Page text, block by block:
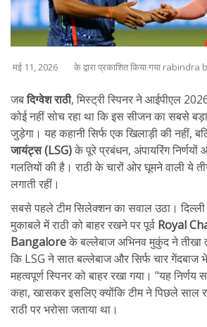
मई 11, 2026 के द्वारा प्रकाशित किया गया
जबदिग्वेश राठी, मिस्ट्री स्पिनरने आईपीएल
कोई नहीं सोच रहा था कि इस सीजन का सबसे
जुड़ेगा। यह कहानी सिर्फ एक खिलाड़ी की नहीं,
जायंट्स (LSG)के पूरे प्रबंधन, अंपायरिंग निर्णयों
गलतियों की है। राठी के चारों ओर घूमने वाली ये
लगाती रहीं।
सबसे पहले टीम सिलेक्शन का सवाल उठा।
मुकाबले में राठी को बाहर रखने पर पूर्व Royal
Bangaloreके बल्लेबाज अभिनव मुकुंद ने तीखा
कि LSG ने सात बल्लेबाज और सिर्फ चार गेंदबाज
महत्वपूर्ण स्पिनर को बाहर रखा गया। "यह
कहा, खासकर इसलिए क्योंकि टीम ने पिछले साल
राठी पर भरोसा जताया था।